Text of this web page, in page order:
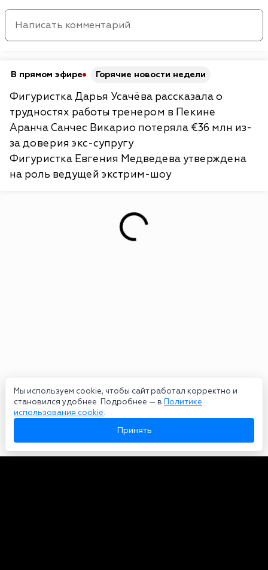
Мы используем cookie, чтобы сайт работал корректно и
становился удобнее. Подробнее — в Политике
использования cookie.
Принять
В прямом эфире Горячие новости недели
Фигуристка Дарья Усачёва рассказала о
трудностях работы тренером в Пекине
Аранча Санчес Викарио потеряла €36 млн из-
за доверия экс-супругу
Фигуристка Евгения Медведева утверждена
на роль ведущей экстрим-шоу